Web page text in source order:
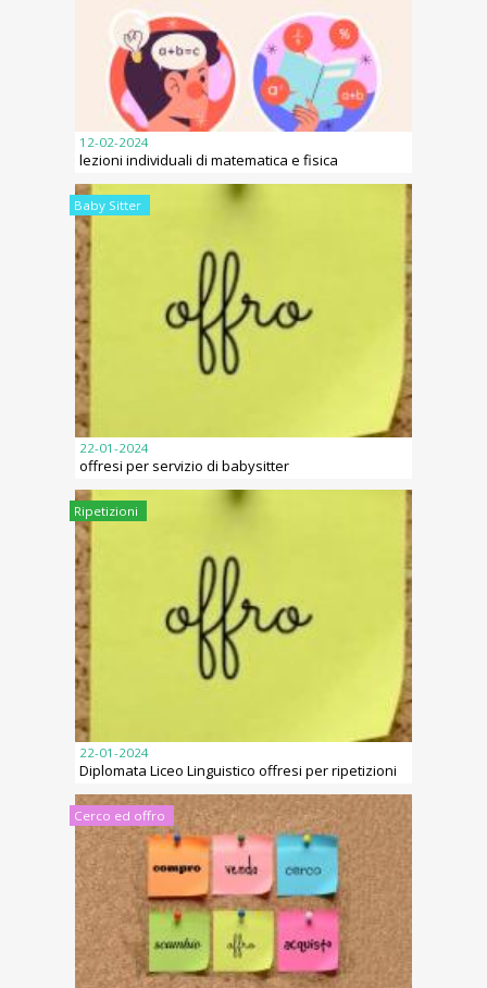
12-02-2024
lezioni individuali di matematica e fisica
Baby Sitter
22-01-2024
offresi per servizio di babysitter
Ripetizioni
22-01-2024
Diplomata Liceo Linguistico offresi per ripetizioni
Cerco ed offro